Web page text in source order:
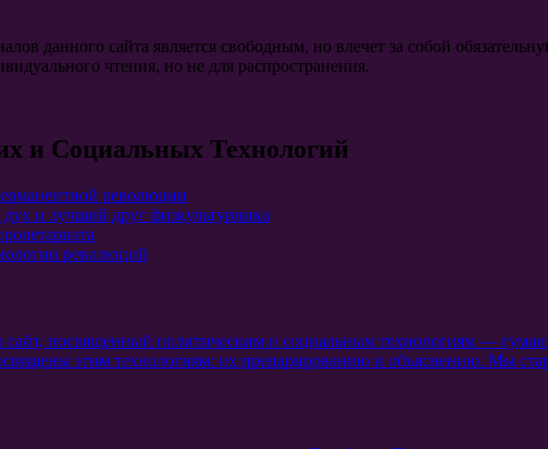
данного сайта является свободным, но влечет за собой
чтения, но не для распространения.
и Социальных Технологий
революции
и лучший друг физкультурника
революций
сайт, посвященный политическим и социальным технологиям —
этим технологиям: их препарированию и объяснению. Мы